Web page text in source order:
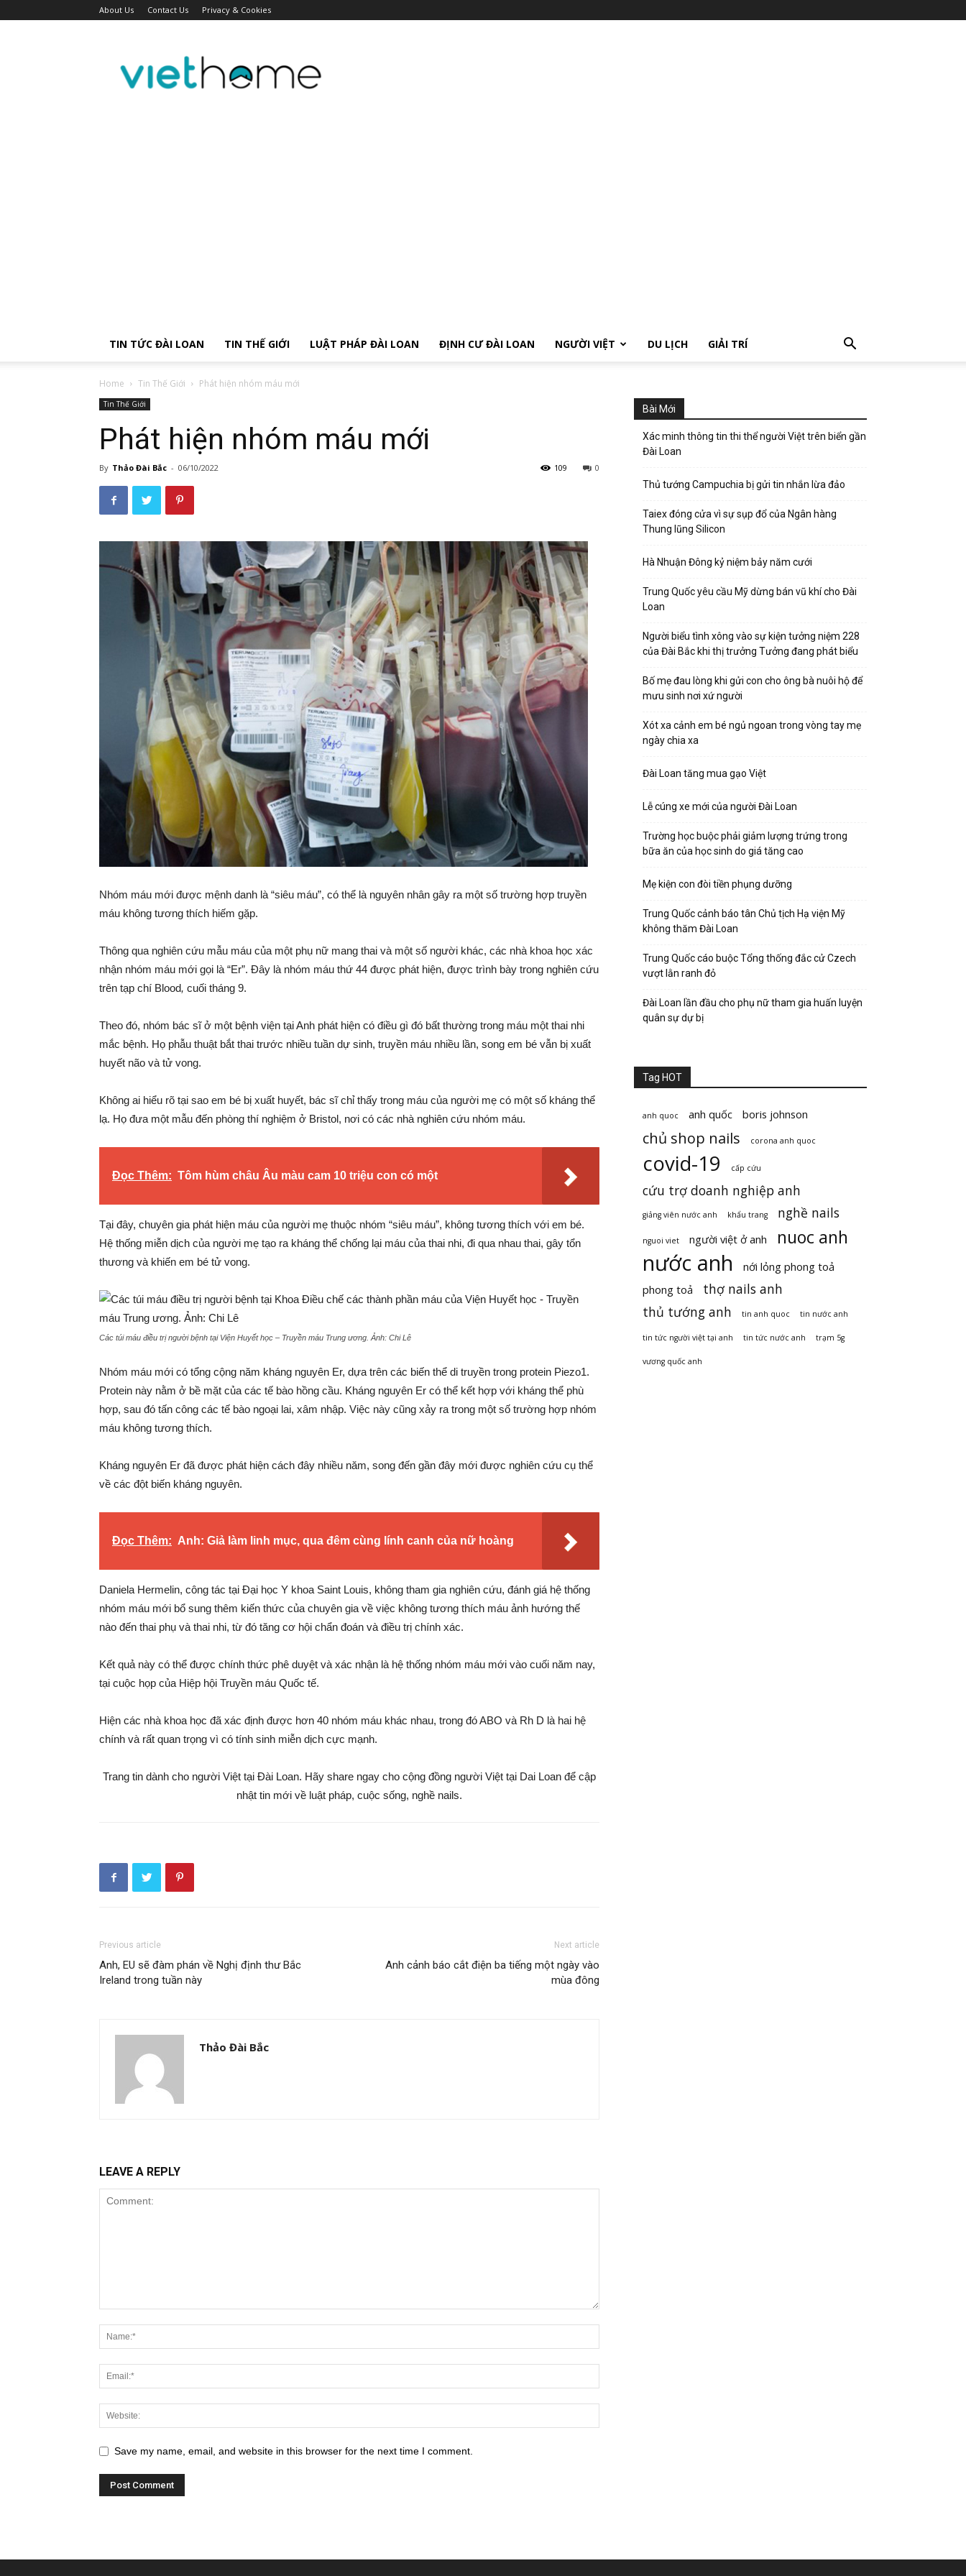
About Us Contact Us Privacy & Cookies
người
Việt
TIN TỨC ĐÀI LOAN TIN THẾ GIỚI LUẬT PHÁP ĐÀI LOAN ĐỊNH CƯ ĐÀI LOAN NGƯỜI VIỆT DU LỊCH GIẢI TRÍ
Home Tin Thế Giới Phát hiện nhóm máu mới
Tin Thế Giới
Phát hiện nhóm máu mới
By Thảo Đài Bắc - 06/10/2022 0
109
Nhóm máu mới được mệnh danh là “siêu máu”, có thể là nguyên nhân gây ra một số trường hợp truyền
máu không tương thích hiếm gặp.
Thông qua nghiên cứu mẫu máu của một phụ nữ mang thai và một số người khác, các nhà khoa học xác
nhận nhóm máu mới gọi là “Er”. Đây là nhóm máu thứ 44 được phát hiện, được trình bày trong nghiên cứu
trên tạp chí Blood, cuối tháng 9.
Theo đó, nhóm bác sĩ ở một bệnh viện tại Anh phát hiện có điều gì đó bất thường trong máu một thai nhi
mắc bệnh. Họ phẫu thuật bắt thai trước nhiều tuần dự sinh, truyền máu nhiều lần, song em bé vẫn bị xuất
huyết não và tử vong.
Không ai hiểu rõ tại sao em bé bị xuất huyết, bác sĩ chỉ thấy trong máu của người mẹ có một số kháng thể
lạ. Họ đưa một mẫu đến phòng thí nghiệm ở Bristol, nơi có các nhà nghiên cứu nhóm máu.
Đọc Thêm: Tôm hùm châu Âu màu cam 10 triệu con có một
Tại đây, chuyên gia phát hiện máu của người mẹ thuộc nhóm “siêu máu”, không tương thích với em bé.
Hệ thống miễn dịch của người mẹ tạo ra kháng thể chống lại máu của thai nhi, đi qua nhau thai, gây tổn
thương và khiến em bé tử vong.
Các túi máu điều trị người bệnh tại Viện Huyết học – Truyền máu Trung ương. Ảnh: Chi Lê
Nhóm máu mới có tổng cộng năm kháng nguyên Er, dựa trên các biến thể di truyền trong protein Piezo1.
Protein này nằm ở bề mặt của các tế bào hồng cầu. Kháng nguyên Er có thể kết hợp với kháng thể phù
hợp, sau đó tấn công các tế bào ngoại lai, xâm nhập. Việc này cũng xảy ra trong một số trường hợp nhóm
máu không tương thích.
Kháng nguyên Er đã được phát hiện cách đây nhiều năm, song đến gần đây mới được nghiên cứu cụ thể
về các đột biến kháng nguyên.
Đọc Thêm: Anh: Giả làm linh mục, qua đêm cùng lính canh của nữ hoàng
Daniela Hermelin, công tác tại Đại học Y khoa Saint Louis, không tham gia nghiên cứu, đánh giá hệ thống
nhóm máu mới bổ sung thêm kiến thức của chuyên gia về việc không tương thích máu ảnh hướng thế
nào đến thai phụ và thai nhi, từ đó tăng cơ hội chẩn đoán và điều trị chính xác.
Kết quả này có thể được chính thức phê duyệt và xác nhận là hệ thống nhóm máu mới vào cuối năm nay,
tại cuộc họp của Hiệp hội Truyền máu Quốc tế.
Hiện các nhà khoa học đã xác định được hơn 40 nhóm máu khác nhau, trong đó ABO và Rh D là hai hệ
chính và rất quan trọng vì có tính sinh miễn dịch cực mạnh.
Trang tin dành cho người Việt tại Đài Loan. Hãy share ngay cho cộng đồng người Việt tại Dai Loan để cập
nhật tin mới về luật pháp, cuộc sống, nghề nails.
Previous article
Anh, EU sẽ đàm phán về Nghị định thư Bắc
Ireland trong tuần này
Next article
Anh cảnh báo cắt điện ba tiếng một ngày vào
mùa đông
Thảo Đài Bắc
LEAVE A REPLY
Save my name, email, and website in this browser for the next time I comment.
Bài Mới
Xác minh thông tin thi thể người Việt trên biển gần
Đài Loan
Thủ tướng Campuchia bị gửi tin nhắn lừa đảo
Taiex đóng cửa vì sự sụp đổ của Ngân hàng
Thung lũng Silicon
Hà Nhuận Đông kỷ niệm bảy năm cưới
Trung Quốc yêu cầu Mỹ dừng bán vũ khí cho Đài
Loan
Người biểu tình xông vào sự kiện tưởng niệm 228
của Đài Bắc khi thị trưởng Tưởng đang phát biểu
Bố mẹ đau lòng khi gửi con cho ông bà nuôi hộ để
mưu sinh nơi xứ người
Xót xa cảnh em bé ngủ ngoan trong vòng tay mẹ
ngày chia xa
Đài Loan tăng mua gạo Việt
Lễ cúng xe mới của người Đài Loan
Trường học buộc phải giảm lượng trứng trong
bữa ăn của học sinh do giá tăng cao
Mẹ kiện con đòi tiền phụng dưỡng
Trung Quốc cảnh báo tân Chủ tịch Hạ viện Mỹ
không thăm Đài Loan
Trung Quốc cáo buộc Tổng thống đắc cử Czech
vượt lằn ranh đỏ
Đài Loan lần đầu cho phụ nữ tham gia huấn luyện
quân sự dự bị
Tag HOT
anh quoc anh quốc boris johnson
chủ shop nails corona anh quoc
covid-19 cấp cứu
cứu trợ doanh nghiệp anh
giảng viên nước anh khẩu trang nghề nails
nguoi viet người việt ở anh nuoc anh
nước anh
nới lỏng phong toả
phong toả
thợ nails anh
thủ tướng anh
tin anh quoc tin nước anh
tin tức người việt tại anh tin tức nước anh trạm 5g
vương quốc anh